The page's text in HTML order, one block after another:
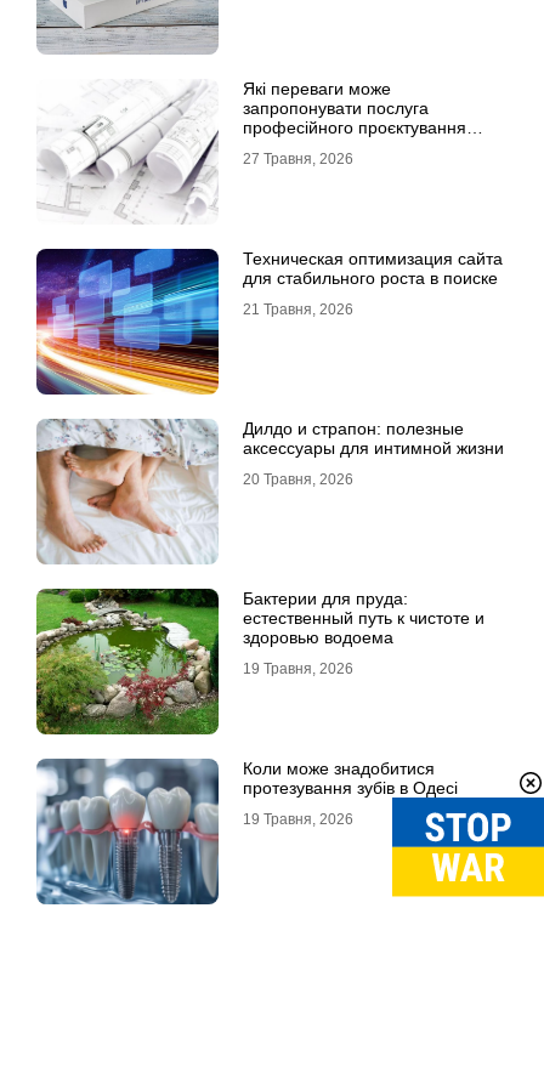
Які переваги може
запропонувати послуга
професійного проєктування
27 Травня, 2026
Техническая оптимизация сайта
для стабильного роста в поиске
21 Травня, 2026
Дилдо и страпон: полезные
аксессуары для интимной жизни
20 Травня, 2026
Бактерии для пруда:
естественный путь к чистоте и
здоровью водоема
19 Травня, 2026
Коли може знадобитися
протезування зубів в Одесі
19 Травня, 2026